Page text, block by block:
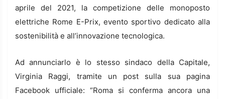
aprile del 2021, la competizione delle monoposto
elettriche Rome E-Prix, evento sportivo dedicato alla
sostenibilità e all’innovazione tecnologica.
Ad annunciarlo è lo stesso sindaco della Capitale,
Virginia Raggi, tramite un post sulla sua pagina
Facebook ufficiale: “Roma si conferma ancora una